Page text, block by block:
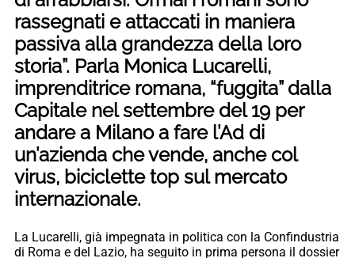
rassegnati e attaccati in maniera
passiva alla grandezza della loro
storia”. Parla Monica Lucarelli,
imprenditrice romana, “fuggita” dalla
Capitale nel settembre del 19 per
andare a Milano a fare l’Ad di
un’azienda che vende, anche col
virus, biciclette top sul mercato
internazionale.
La Lucarelli, già impegnata in politica con la Confindustria
di Roma e del Lazio, ha seguito in prima persona il dossier